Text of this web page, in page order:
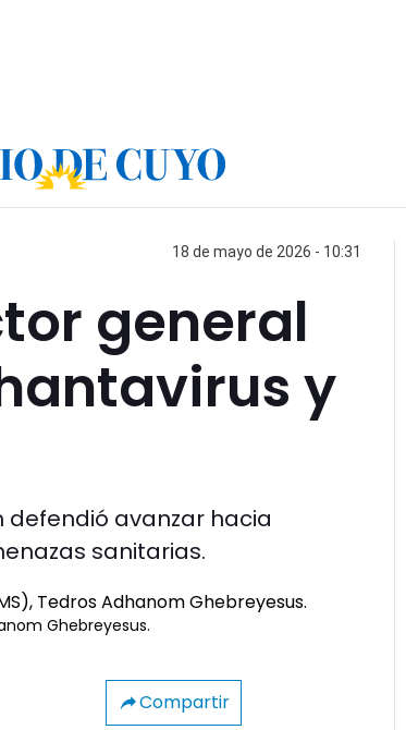
18 de mayo de 2026 - 10:31
general
y
defendió avanzar hacia
sanitarias.
Ghebreyesus.
Compartir